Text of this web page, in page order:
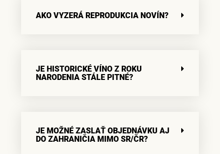
AKO VYZERÁ REPRODUKCIA NOVÍN?
JE HISTORICKÉ VÍNO Z ROKU
NARODENIA STÁLE PITNÉ?
JE MOŽNÉ ZASLAŤ OBJEDNÁVKU AJ
DO ZAHRANIČIA MIMO SR/ČR?